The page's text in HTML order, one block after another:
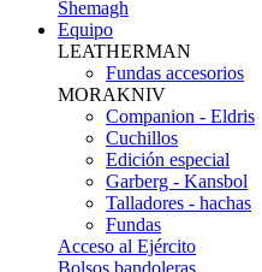
Shemagh
Equipo
LEATHERMAN
Fundas accesorios
MORAKNIV
Companion - Eldris
Cuchillos
Edición especial
Garberg - Kansbol
Talladores - hachas
Fundas
Acceso al Ejército
Bolsos bandoleras